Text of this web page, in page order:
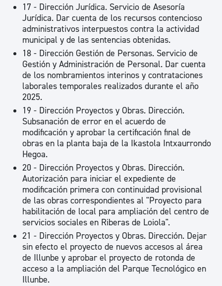
17 - Dirección Jurídica. Servicio de Asesoría
Jurídica. Dar cuenta de los recursos contencioso
administrativos interpuestos contra la actividad
municipal y de las sentencias obtenidas.
18 - Dirección Gestión de Personas. Servicio de
Gestión y Administración de Personal. Dar cuenta
de los nombramientos interinos y contrataciones
laborales temporales realizados durante el año
2025.
19 - Dirección Proyectos y Obras. Dirección.
Subsanación de error en el acuerdo de
modificación y aprobar la certificación final de
obras en la planta baja de la Ikastola Intxaurrondo
Hegoa.
20 - Dirección Proyectos y Obras. Dirección.
Autorización para iniciar el expediente de
modificación primera con continuidad provisional
de las obras correspondientes al "Proyecto para
habilitación de local para ampliación del centro de
servicios sociales en Riberas de Loiola".
21 - Dirección Proyectos y Obras. Dirección. Dejar
sin efecto el proyecto de nuevos accesos al área
de Illunbe y aprobar el proyecto de rotonda de
acceso a la ampliación del Parque Tecnológico en
Illunbe.